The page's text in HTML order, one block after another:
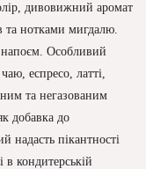
дивовижний аромат
та нотками мигдалю.
Особливий
еспресо, латті,
та негазованим
добавка до
надасть пікантності
кондитерській